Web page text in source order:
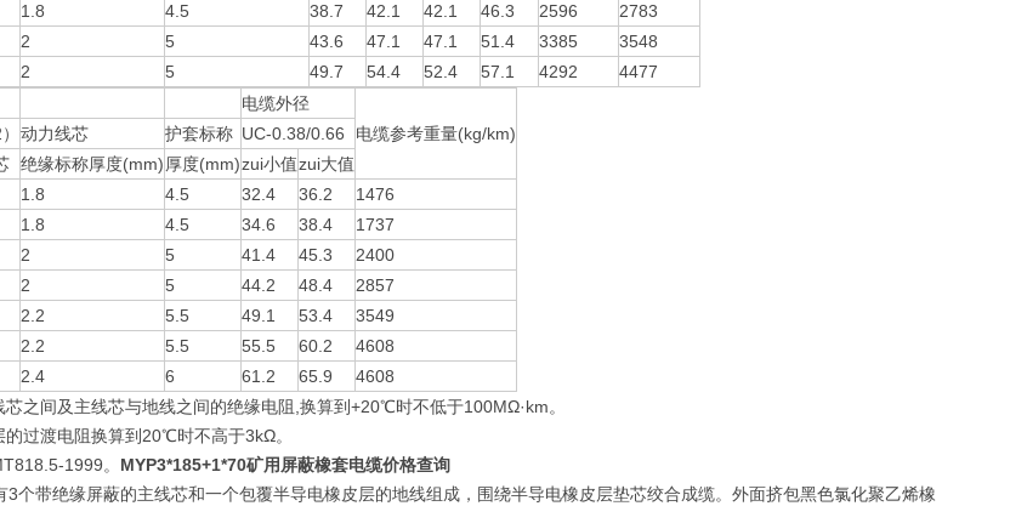
1.8 4.5 38.7 42.1 42.1 46.3 2596
2783
2 5 43.6 47.1 47.1 51.4 3385
3548
2 5 49.7 54.4 52.4 57.1 4292
4477
电缆外径
电缆参考重量(kg/km)
动力线芯 护套标称 UC-0.38/0.66
绝缘标称厚度(mm) 厚度(mm)zui小值zui大值
1.8 4.5 32.4 36.2
1476
1.8 4.5 34.6 38.4
1737
2 5 41.4 45.3
2400
2 5 44.2 48.4
2857
2.2 5.5 49.1 53.4
3549
2.2 5.5 55.5 60.2
4608
2.4 6 61.2 65.9
4608
芯之间及主线芯与地线之间的绝缘电阻,换算到+20℃时不低于100MΩ·km。
的过渡电阻换算到20℃时不高于3kΩ。
1999。 MYP3*185+1*70矿用屏蔽橡套电缆价格查询
3个带绝缘屏蔽的主线芯和一个包覆半导电橡皮层的地线组成，围绕半导电橡皮层垫芯绞合成缆。外面挤包黑色氯化聚乙烯橡